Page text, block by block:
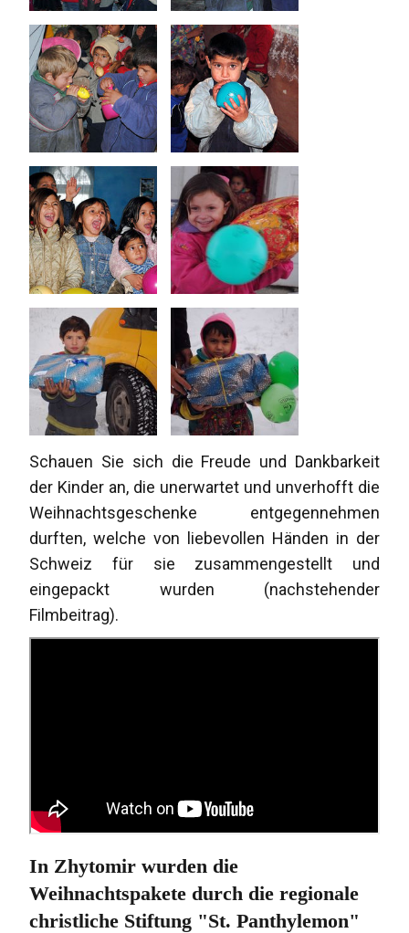
Schauen Sie sich die Freude und Dankbarkeit
der Kinder an, die unerwartet und unverhofft die
Weihnachtsgeschenke entgegennehmen
durften, welche von liebevollen Händen in der
Schweiz für sie zusammengestellt und
eingepackt wurden (nachstehender
Filmbeitrag).
In Zhytomir wurden die
Weihnachtspakete durch die regionale
christliche Stiftung "St. Panthylemon"